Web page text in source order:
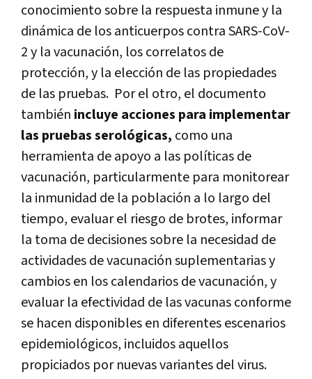
conocimiento sobre la respuesta inmune y la
dinámica de los anticuerpos contra SARS-CoV-
2 y la vacunación, los correlatos de
protección, y la elección de las propiedades
de las pruebas. Por el otro, el documento
también incluye acciones para implementar
las pruebas serológicas, como una
herramienta de apoyo a las políticas de
vacunación, particularmente para monitorear
la inmunidad de la población a lo largo del
tiempo, evaluar el riesgo de brotes, informar
la toma de decisiones sobre la necesidad de
actividades de vacunación suplementarias y
cambios en los calendarios de vacunación, y
evaluar la efectividad de las vacunas conforme
se hacen disponibles en diferentes escenarios
epidemiológicos, incluidos aquellos
propiciados por nuevas variantes del virus.